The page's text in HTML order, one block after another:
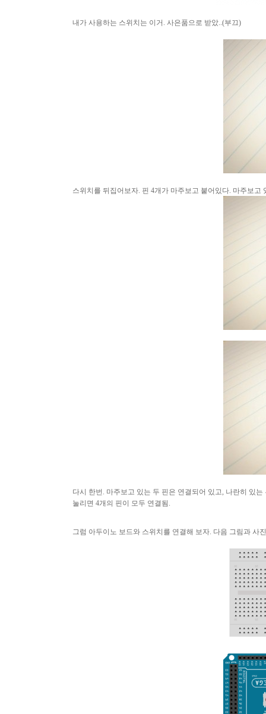
내가 사용하는 스위치는 이거 . 사은품으로 받았..(부끄)
스위치를 뒤집어보자. 핀 4개가 마주보고 붙어있다. 마주보고
다시 한번 . 마주보고 있는 두 핀은 연결되어 있고, 나란히 있는
눌리면 4개의 핀이 모두 연결됨 .
그럼 아두이노 보드와 스위치를 연결해 보자. 다음 그림과 사